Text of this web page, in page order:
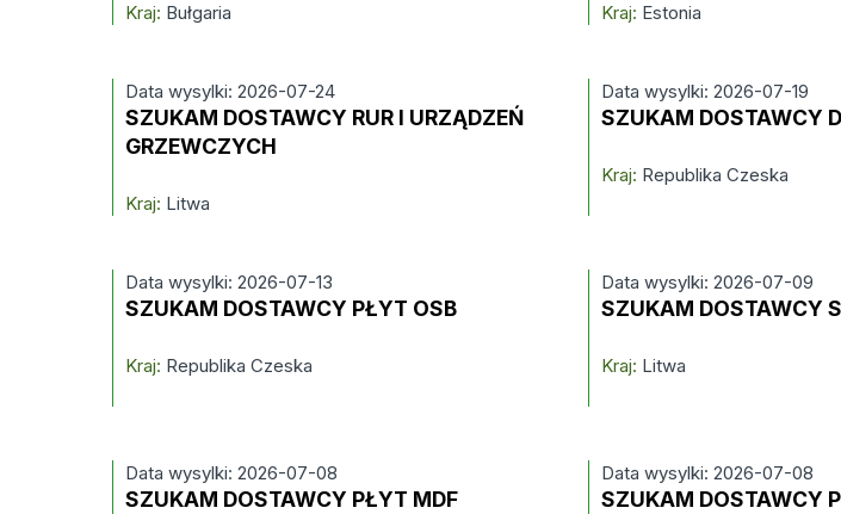
Kraj: Bułgaria Kraj: Estonia
Data wysylki: 2026-07-24
SZUKAM DOSTAWCY RUR I URZĄDZEŃ
GRZEWCZYCH
Kraj: Litwa
Data wysylki: 2026-07-19
SZUKAM DOSTAWCY
Kraj: Republika Czeska
Data wysylki: 2026-07-13
SZUKAM DOSTAWCY PŁYT OSB
Kraj: Republika Czeska
Data wysylki: 2026-07-09
SZUKAM DOSTAWCY
Kraj: Litwa
Data wysylki: 2026-07-08
SZUKAM DOSTAWCY PŁYT MDF
Data wysylki: 2026-07-08
SZUKAM DOSTAWCY